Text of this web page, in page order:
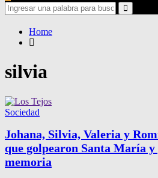
Search
for:
Search
Home
silvia
Sociedad
Johana, Silvia, Valeria y
que golpearon Santa María y
memoria